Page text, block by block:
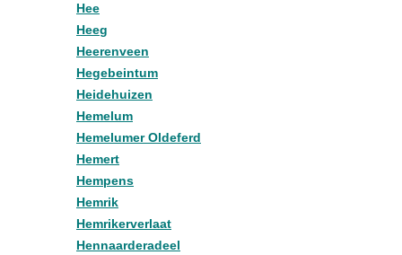
Hee
Heeg
Heerenveen
Hegebeintum
Heidehuizen
Hemelum
Hemelumer Oldeferd
Hemert
Hempens
Hemrik
Hemrikerverlaat
Hennaarderadeel